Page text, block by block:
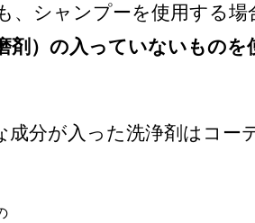
、シャンプーを使用する場
）の入っていないものを
分が入った洗浄剤はコー